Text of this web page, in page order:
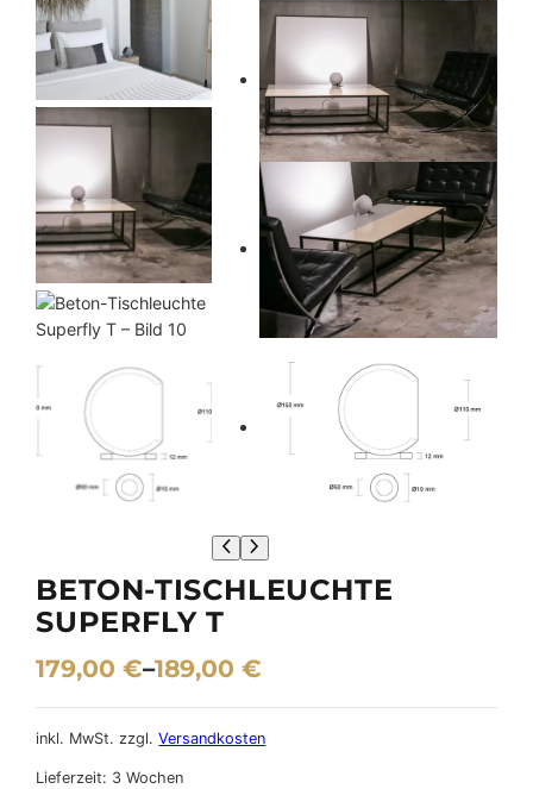
BETON-TISCHLEUCHTE
SUPERFLY T
179,00€–189,00€
inkl. MwSt. zzgl.Versandkosten
Lieferzeit: 3 Wochen